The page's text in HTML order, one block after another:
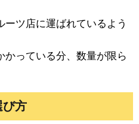
ツ店に運ばれているよう
かっている分、数量が限ら
び方